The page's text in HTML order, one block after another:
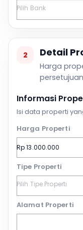
2 Detail
Harga
Informasi
Isi data properti
Harga Properti
Tipe Properti
Alamat Properti